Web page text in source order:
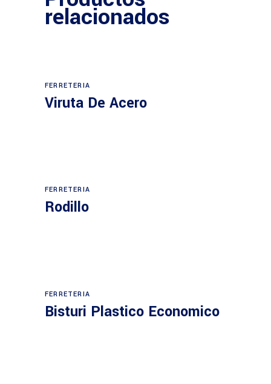
relacionados
FERRETERIA
Viruta De Acero
FERRETERIA
Rodillo
FERRETERIA
Bisturi Plastico Economico